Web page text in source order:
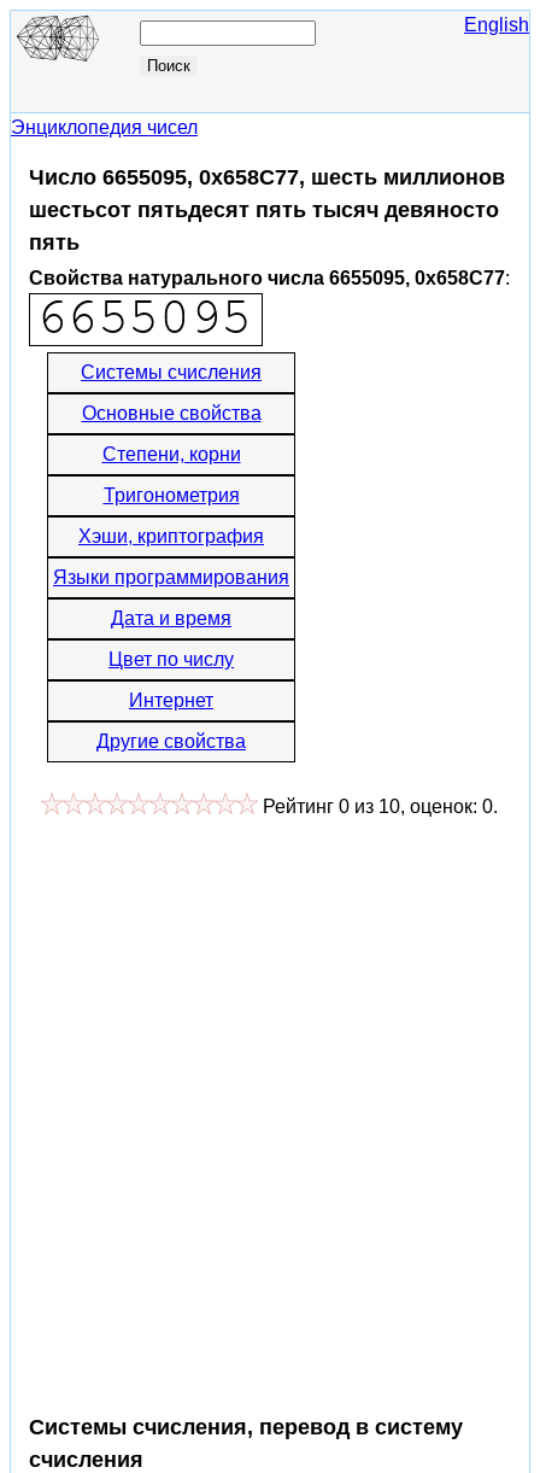
English
Энциклопедия чисел
Число 6655095, 0x658C77, шесть миллионов
шестьсот пятьдесят пять тысяч девяносто
пять
Свойства натурального числа 6655095, 0x658C77:
Системы счисления
Основные свойства
Степени, корни
Тригонометрия
Хэши, криптография
Языки программирования
Дата и время
Цвет по числу
Интернет
Другие свойства
Рейтинг 0 из 10, оценок: 0.
Системы счисления, перевод в систему
счисления